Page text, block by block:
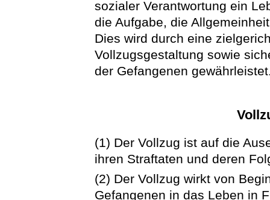
sozialer Verantwortung ein
die Aufgabe, die
Dies wird durch eine
Vollzugsgestaltung sowie
der Gefangenen
(1) Der Vollzug ist auf die
ihren Straftaten und deren
(2) Der Vollzug wirkt von
Gefangenen in das Leben in